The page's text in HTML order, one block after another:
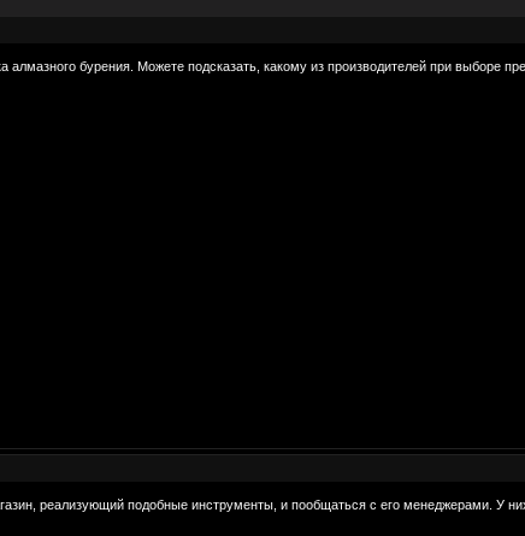
бурения. Можете подсказать, какому из производителей при выборе
реализующий подобные инструменты, и пообщаться с его менеджерами. У